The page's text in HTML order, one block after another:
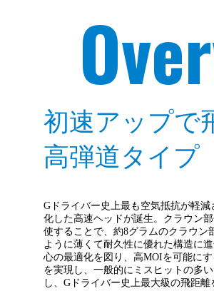
初速アップで
高弾道タイプ
Gドライバー史上最も空気抵抗が軽
化した高速ヘッドが誕生。クラウン
使することで、約8グラムのクラウン
ように薄くて耐久性に優れた構造に
心の最適化を図り、高MOIを可能に
を実現し、一般的にミスヒットの多
し、Gドライバー史上最大級の飛距離